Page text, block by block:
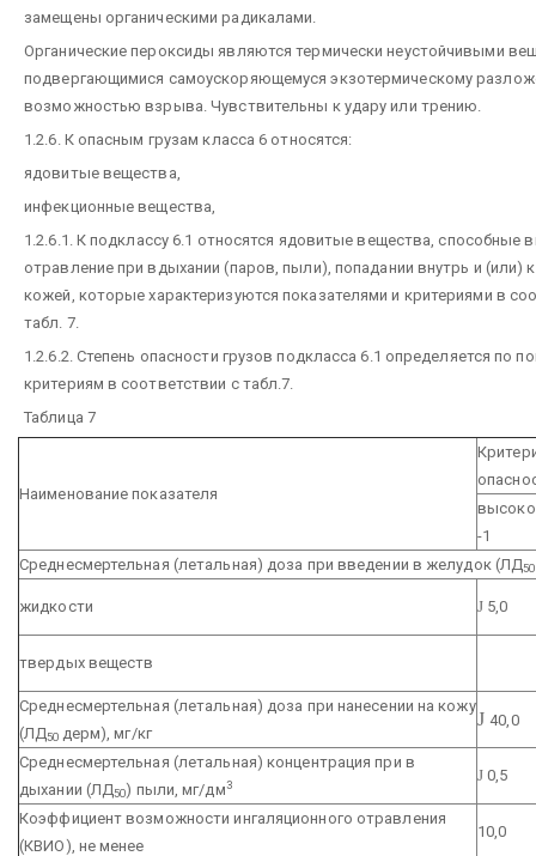
замещены органическими радикалами.
Органические пероксиды являются термически неустойчивыми
подвергающимися самоускоряющемуся экзотермическому
возможностью взрыва. Чувствительны к удару или трению.
1.2.6. К опасным грузам класса 6 относятся:
ядовитые вещества,
инфекционные вещества,
1.2.6.1. К подклассу 6.1 относятся ядовитые вещества, способные
отравление при вдыхании (паров, пыли), попадании внутрь и (или)
кожей, которые характеризуются показателями и критериями в
табл. 7.
1.2.6.2. Степень опасности грузов подкласса 6.1 определяется по
критериям в соответствии с табл.7.
Таблица 7
Наименование показателя
-1
Среднесмертельная (летальная) доза при введении в желудок (ЛД50
жидкости Ј 5,0
твердых веществ
Среднесмертельная (летальная) доза при нанесении на кожу
(ЛД50 дерм), мг/кг
Ј 40,0
Среднесмертельная (летальная) концентрация при в
дыхании (ЛД50) пыли, мг/дм3
Ј0,5
Коэффициент возможности ингаляционного отравления
(КВИО), не менее
10,0